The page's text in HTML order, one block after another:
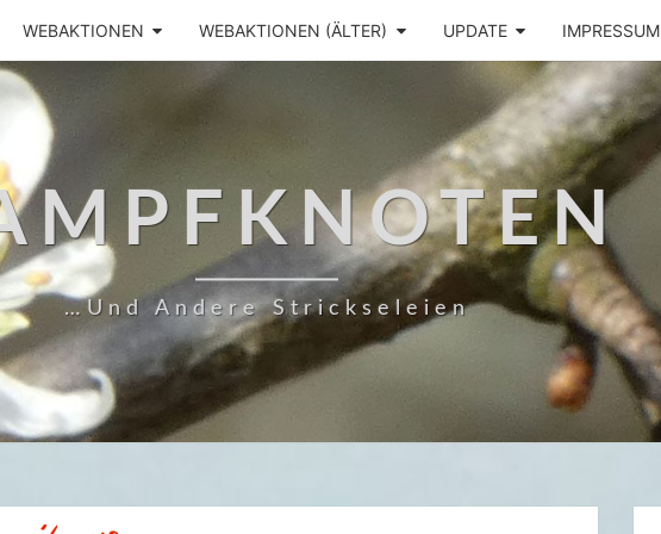
WEBAKTIONEN WEBAKTIONEN (ÄLTER) UPDATE IMPRESSUM
…und Andere Strickseleien